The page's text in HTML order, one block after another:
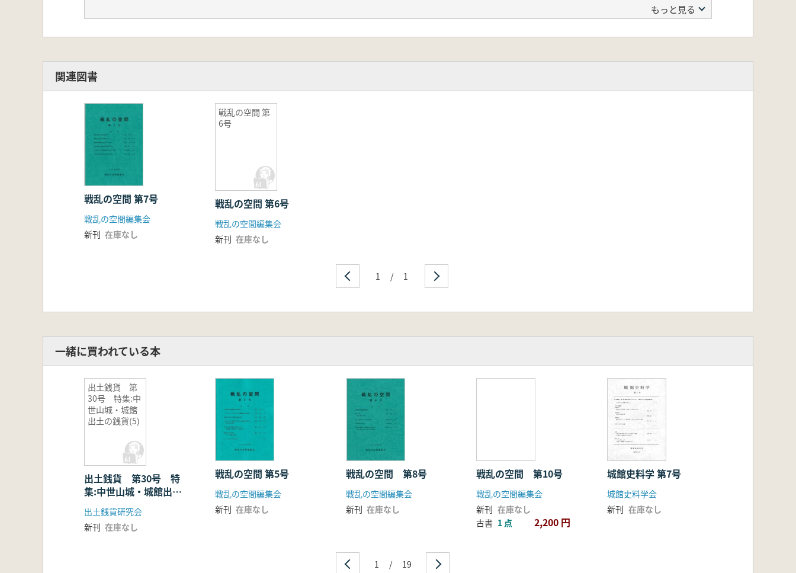
もっと見る
関連図書
戦乱の空間 第7号
戦乱の空間編集会
新刊 在庫なし
戦乱の空間 第
6号
戦乱の空間 第6号
戦乱の空間編集会
新刊 在庫なし
1 / 1
一緒に買われている本
出土銭貨 第
30号 特集:中
世山城・城館
出土の銭貨(5)
出土銭貨 第30号 特
集:中世山城・城館出土
の銭貨(5)
出土銭貨研究会
新刊 在庫なし
戦乱の空間 第5号
戦乱の空間編集会
新刊 在庫なし
戦乱の空間 第8号
戦乱の空間編集会
新刊 在庫なし
戦乱の空間 第10号
戦乱の空間編集会
新刊 在庫なし
古書 1 点 2,200 円
城館史料学 第7号
城館史料学会
新刊 在庫なし
1 / 19